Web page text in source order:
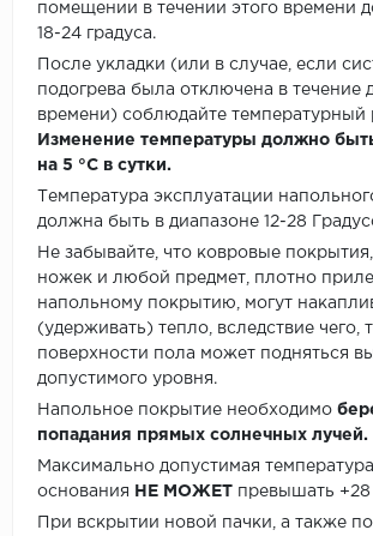
помещении в течении этого времени
18-24 градуса.
После укладки (или в случае, если
подогрева была отключена в течение
времени) соблюдайте температурный
Изменение температуры должно
на 5 °C в сутки.
Температура эксплуатации
должна быть в диапазоне 12-28
Не забывайте, что ковровые
ножек и любой предмет, плотно
напольному покрытию, могут
(удерживать) тепло, вследствие чего,
поверхности пола может подняться
допустимого уровня.
Напольное покрытие необходимо
попадания прямых солнечных лучей.
Максимально допустимая
основания
НЕ МОЖЕТ превышать +28
При вскрытии новой пачки, а также